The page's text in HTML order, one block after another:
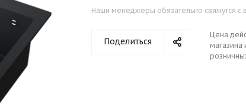
Наши менеджеры обязательно свяжутся с
Поделиться
Цена
магазина